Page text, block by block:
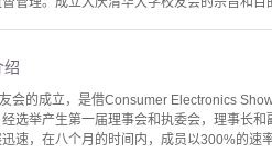
绍
会的成立，是借Consumer Electronics
选举产生第一届理事会和执委会，理事长
速，在八个月的时间内，成员以300%的速